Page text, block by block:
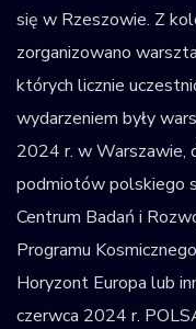
się w Rzeszowie. Z
zorganizowano
których licznie
wydarzeniem były
2024 r. w Warszawie,
podmiotów polskiego
Centrum Badań i
Programu
Horyzont Europa lub
czerwca 2024 r.